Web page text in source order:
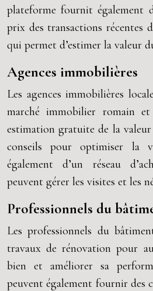
plateforme fournit également
prix des transactions récentes
qui permet d’estimer la valeur
Agences immobilières
Les agences immobilières
marché immobilier romain
estimation gratuite de la
conseils pour optimiser la
également d’un réseau
peuvent gérer les visites et les
Professionnels du
Les professionnels du
travaux de rénovation pour
bien et améliorer sa
peuvent également fournir des